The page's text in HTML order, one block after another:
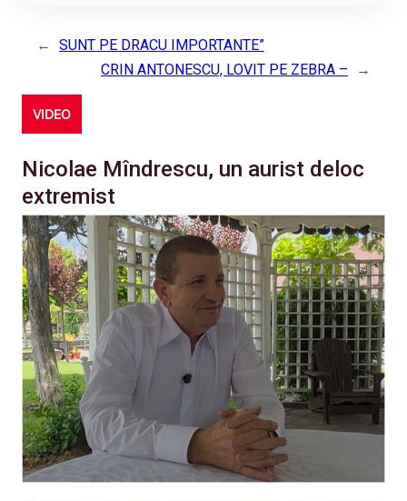
←
SUNT PE DRACU IMPORTANTE”
CRIN ANTONESCU, LOVIT PE ZEBRA –
→
VIDEO
Nicolae Mîndrescu, un aurist deloc
extremist